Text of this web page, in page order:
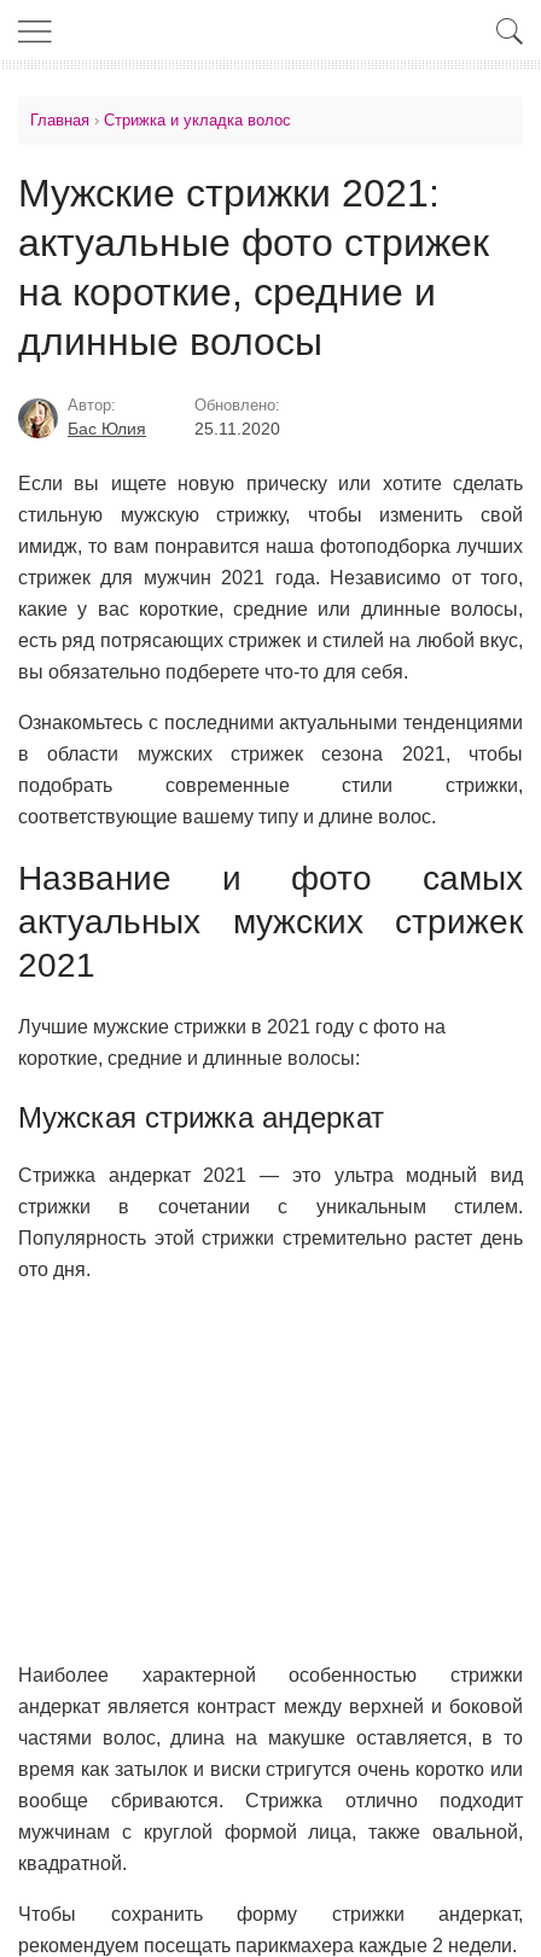
Главная › Стрижка и укладка волос
Мужские стрижки 2021:
актуальные фото стрижек
на короткие, средние и
длинные волосы
Автор:
Бас Юлия
Обновлено:
25.11.2020
Если вы ищете новую прическу или хотите сделать
стильную мужскую стрижку, чтобы изменить свой
имидж, то вам понравится наша фотоподборка лучших
стрижек для мужчин 2021 года. Независимо от того,
какие у вас короткие, средние или длинные волосы,
есть ряд потрясающих стрижек и стилей на любой вкус,
вы обязательно подберете что-то для себя.
Ознакомьтесь с последними актуальными тенденциями
в области мужских стрижек сезона 2021, чтобы
подобрать современные стили стрижки,
соответствующие вашему типу и длине волос.
Название и фото самых
актуальных мужских стрижек
2021
Лучшие мужские стрижки в 2021 году с фото на
короткие, средние и длинные волосы:
Мужская стрижка андеркат
Стрижка андеркат 2021 — это ультра модный вид
стрижки в сочетании с уникальным стилем.
Популярность этой стрижки стремительно растет день
ото дня.
Наиболее характерной особенностью стрижки
андеркат является контраст между верхней и боковой
частями волос, длина на макушке оставляется, в то
время как затылок и виски стригутся очень коротко или
вообще сбриваются. Стрижка отлично подходит
мужчинам с круглой формой лица, также овальной,
квадратной.
Чтобы сохранить форму стрижки андеркат,
рекомендуем посещать парикмахера каждые 2 недели.